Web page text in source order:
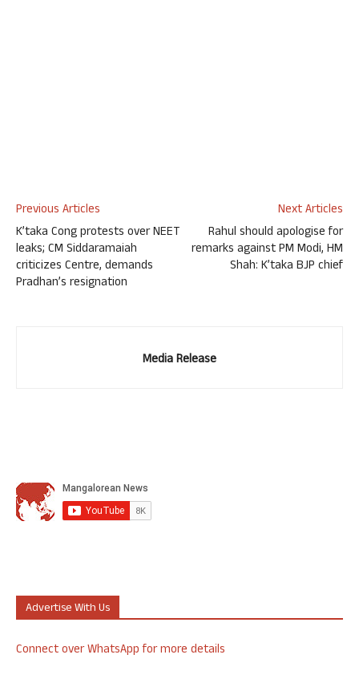
Previous Articles
K’taka Cong protests over NEET
leaks; CM Siddaramaiah
criticizes Centre, demands
Pradhan’s resignation
Next Articles
Rahul should apologise for
remarks against PM Modi, HM
Shah: K’taka BJP chief
Media Release
Advertise With Us
Connect over WhatsApp for more details